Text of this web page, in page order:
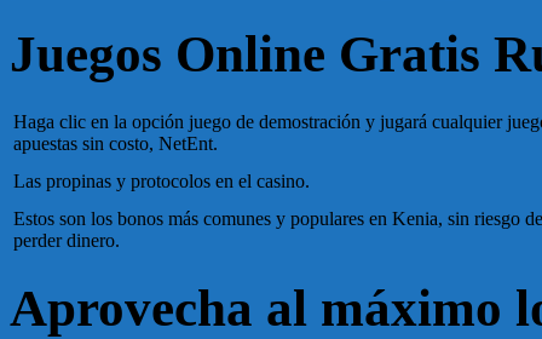
Juegos Online Gratis
Haga clic en la opción juego de demostración y jugará cualquier
apuestas sin costo, NetEnt.
Las propinas y protocolos en el casino.
Estos son los bonos más comunes y populares en Kenia, sin riesgo de
perder dinero.
Aprovecha al máximo